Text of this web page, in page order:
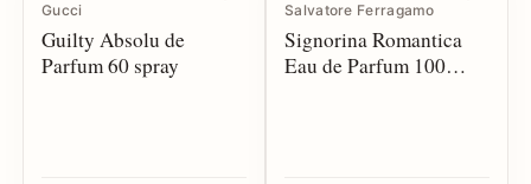
Gucci
Guilty Absolu de
Parfum 60 spray
Salvatore Ferragamo
Signorina Romantica
Eau de Parfum 100